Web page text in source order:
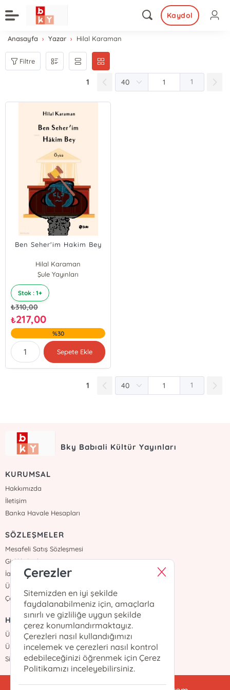
Kaydol
Anasayfa Yazar Hilal Karaman
Filtre
1 1
Ben Seher'im Hakim Bey
Hilal Karaman
Şule Yayınları
Stok : 1+
₺310,00
₺217,00
%30
Sepete Ekle
1 1
Bky Babıali Kültür Yayınları
KURUMSAL
Hakkımızda
İletişim
Banka Havale Hesapları
SÖZLEŞMELER
Mesafeli Satış Sözleşmesi
Gizlilik Sözleşmesi
İade ve Teslimat
Üyelik Sözleşmesi
Çerez Politikası
HIZLI ERİŞİM
Üye Ol
Üye Girişi
Sipariş Takip
Çerezler
Sitemizden en iyi şekilde
faydalanabilmeniz için, amaçlarla
sınırlı ve gizliliğe uygun şekilde
çerez konumlandırmaktayız.
Çerezleri nasıl kullandığımızı
incelemek ve çerezleri nasıl kontrol
edebileceğinizi öğrenmek için Çerez
Politikamızı inceleyebilirsiniz.